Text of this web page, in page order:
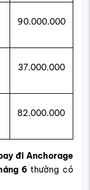
90.000.000
37.000.000
82.000.000
đi Anchorage
6 thường có